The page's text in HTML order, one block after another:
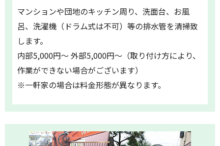
マンションや団地のキッチン周り、洗面台、お風
呂、洗濯機（ドラム式は不可）等の排水管を清掃致
します。
内部5,000円～ 外部5,000円～（取り付け方により、
作業ができない場合がございます）
※一軒家の場合は料金形態が異なります。